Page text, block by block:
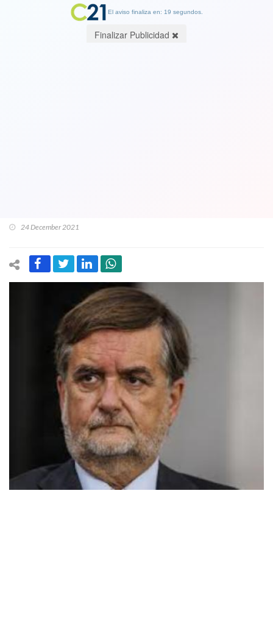
24 December 2021
El aviso finaliza en: 19 segundos.
Finalizar Publicidad